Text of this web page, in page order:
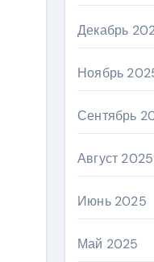
Декабрь
Ноябрь
Сентябрь
Август 2025
Июнь 2025
Май 2025